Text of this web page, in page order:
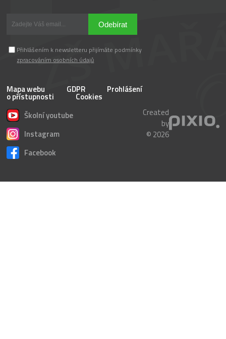
Odebírat
Přihlášením k newsletteru přijímáte podmínky
zpracováním osobních údajů
Mapa webu GDPR Prohlášení
o přístupnosti
Cookies
Školní youtube
Instagram
Facebook
Created
by
© 2026